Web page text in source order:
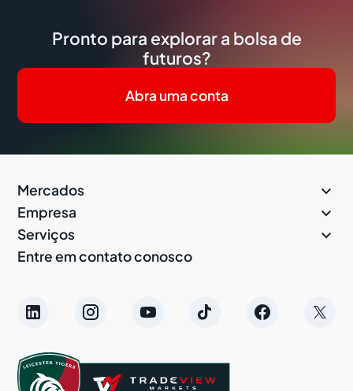
Pronto para explorar a bolsa de
futuros?
Abra uma conta
Mercados 
Empresa 
Serviços 
Entre em contato conosco